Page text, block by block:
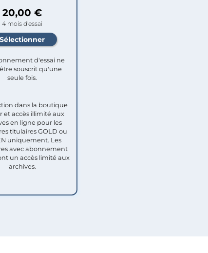
20,00 €
4 mois d'essai
d'essai ne
souscrit qu'une
seule fois.​
dans la boutique
et accès illimité aux
en ligne pour les
titulaires GOLD ou
uniquement. Les
avec abonnement
un accès limité aux
archives.